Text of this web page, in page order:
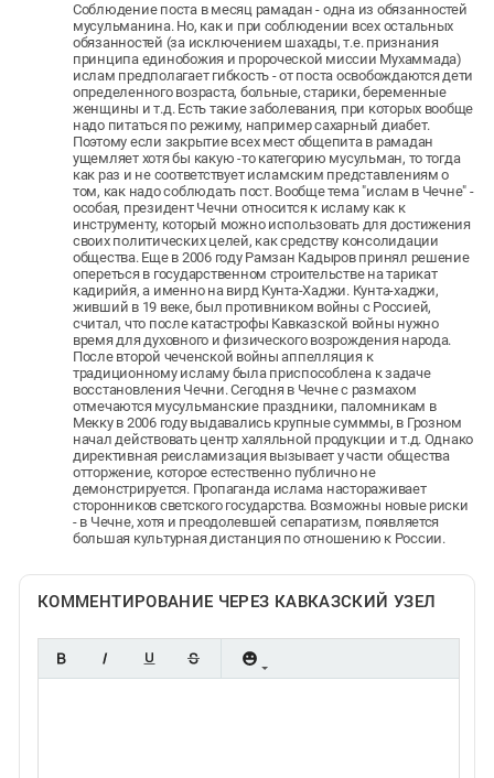
Соблюдение поста в месяц рамадан - одна из обязанностей
мусульманина. Но, как и при соблюдении всех остальных
обязанностей (за исключением шахады, т.е. признания
принципа единобожия и пророческой миссии Мухаммада)
ислам предполагает гибкость - от поста освобождаются дети
определенного возраста, больные, старики, беременные
женщины и т.д. Есть такие заболевания, при которых вообще
надо питаться по режиму, например сахарный диабет.
Поэтому если закрытие всех мест общепита в рамадан
ущемляет хотя бы какую -то категорию мусульман, то тогда
как раз и не соответствует исламским представлениям о
том, как надо соблюдать пост. Вообще тема "ислам в Чечне" -
особая, президент Чечни относится к исламу как к
инструменту, который можно использовать для достижения
своих политических целей, как средству консолидации
общества. Еще в 2006 году Рамзан Кадыров принял решение
опереться в государственном строительстве на тарикат
кадирийя, а именно на вирд Кунта-Хаджи. Кунта-хаджи,
живший в 19 веке, был противником войны с Россией,
считал, что после катастрофы Кавказской войны нужно
время для духовного и физического возрождения народа.
После второй чеченской войны аппелляция к
традиционному исламу была приспособлена к задаче
восстановления Чечни. Сегодня в Чечне с размахом
отмечаются мусульманские праздники, паломникам в
Мекку в 2006 году выдавались крупные сумммы, в Грозном
начал действовать центр халяльной продукции и т.д. Однако
директивная реисламизация вызывает у части общества
отторжение, которое естественно публично не
демонстрируется. Пропаганда ислама настораживает
сторонников светского государства. Возможны новые риски
- в Чечне, хотя и преодолевшей сепаратизм, появляется
большая культурная дистанция по отношению к России.
КОММЕНТИРОВАНИЕ ЧЕРЕЗ КАВКАЗСКИЙ УЗЕЛ